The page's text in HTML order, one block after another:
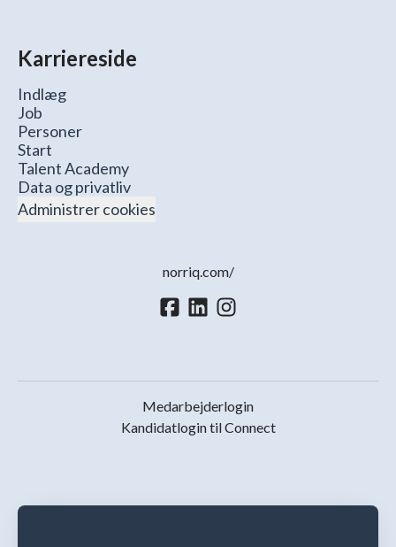
Karriereside
Indlæg
Job
Personer
Start
Talent Academy
Data og privatliv
Administrer cookies
norriq.com/
Medarbejderlogin
Kandidatlogin til Connect